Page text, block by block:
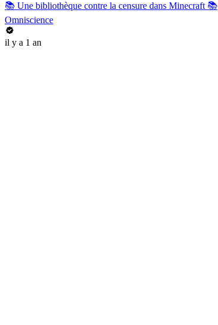
📚 Une bibliothèque contre la censure dans Minecraft 📚
Omniscience
il y a 1 an